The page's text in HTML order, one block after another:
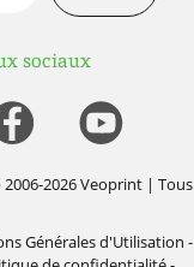
sociaux
2026 Veoprint | Tous
Générales d'Utilisation -